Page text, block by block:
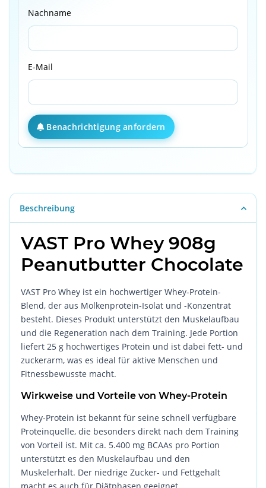
Nachname
E-Mail
Benachrichtigung anfordern
Beschreibung
VAST Pro Whey 908g
Peanutbutter Chocolate
VAST Pro Whey ist ein hochwertiger Whey-Protein-
Blend, der aus Molkenprotein-Isolat und -Konzentrat
besteht. Dieses Produkt unterstützt den Muskelaufbau
und die Regeneration nach dem Training. Jede Portion
liefert 25 g hochwertiges Protein und ist dabei fett- und
zuckerarm, was es ideal für aktive Menschen und
Fitnessbewusste macht.
Wirkweise und Vorteile von Whey-Protein
Whey-Protein ist bekannt für seine schnell verfügbare
Proteinquelle, die besonders direkt nach dem Training
von Vorteil ist. Mit ca. 5.400 mg BCAAs pro Portion
unterstützt es den Muskelaufbau und den
Muskelerhalt. Der niedrige Zucker- und Fettgehalt
macht es auch für Diätphasen geeignet.